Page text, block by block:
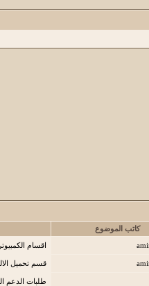
كاتب الموضوع
اقسام
قسم تحميل
طلبات الدعم